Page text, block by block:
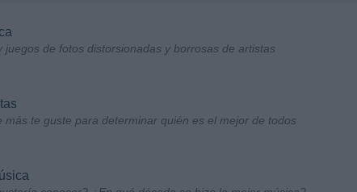
juegos de fotos distorsionadas y borrosas de artistas
más te guste para determinar quién es el mejor de todos